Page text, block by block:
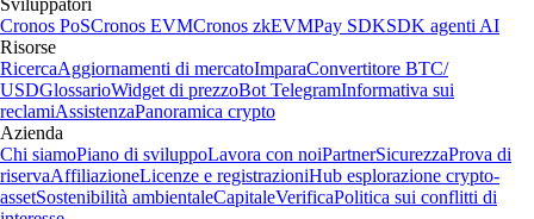
Cronos PoSCronos EVMCronos zkEVMPay SDKSDK agenti AI
Risorse
RicercaAggiornamenti di mercatoImparaConvertitore BTC/
USDGlossarioWidget di prezzoBot TelegramInformativa sui
reclamiAssistenzaPanoramica crypto
Azienda
Chi siamoPiano di sviluppoLavora con noiPartnerSicurezzaProva di
riservaAffiliazioneLicenze e registrazioniHub esplorazione crypto-
assetSostenibilità ambientaleCapitaleVerificaPolitica sui conflitti di